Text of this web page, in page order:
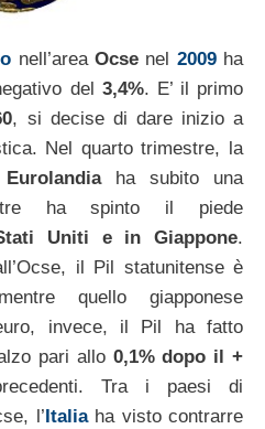
nell’area Ocsenel 2009ha
del 3,4%. E’ il primo
, si decise di dare inizio a
Nel quarto trimestre, la
Eurolandiaha subito una
ha spinto il piede
Uniti e in Giappone.
il Pil statunitense è
quello giapponese
invece, il Pil ha fatto
pari allo 0,1% dopo il +
Tra i paesi di
l’ Italiaha visto contrarre